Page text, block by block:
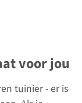
voor jou
tuinier - er is